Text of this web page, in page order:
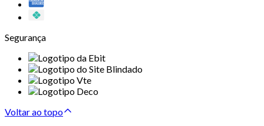
Segurança
Voltar ao topo